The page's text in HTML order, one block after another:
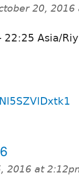
20, 2016
22:25 Asia/
2016 at